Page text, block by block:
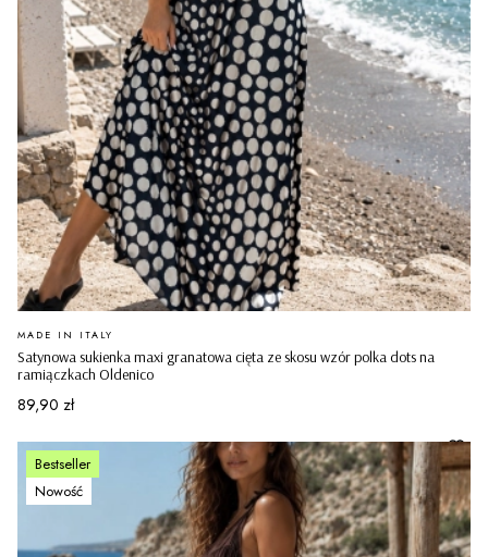
Satynowa sukienka maxi granatowa cięta ze skosu wzór polka dots na
ramiączkach Oldenico
PRODUCENT
MADE IN ITALY
Cena
89,90 zł
Bestseller
Nowość